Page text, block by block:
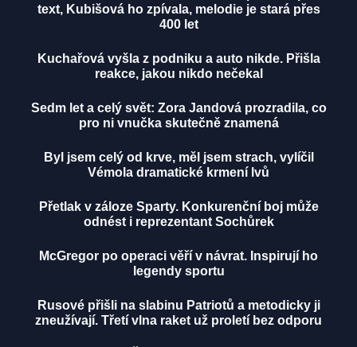
text, Kubišová ho zpívala, melodie je stará přes
400 let
Kuchařová vyšla z podniku a auto nikde. Přišla
reakce, jakou nikdo nečekal
Sedm let a celý svět: Zora Jandová prozradila, co
pro ni vnučka skutečně znamená
Byl jsem celý od krve, měl jsem strach, vylíčil
Vémola dramatické krmení lvů
Přetlak v záloze Sparty. Konkurenční boj může
odnést i reprezentant Sochůrek
McGregor po operaci věří v návrat. Inspirují ho
legendy sportu
Rusové přišli na slabinu Patriotů a metodicky ji
zneužívají. Třetí vlna raket už proletí bez odporu